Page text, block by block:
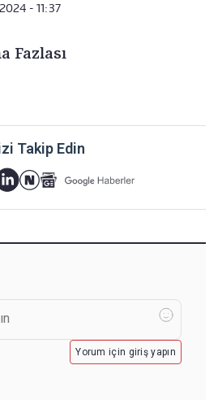
- 11:37
Fazlası
Takip Edin
Yorum için giriş yapın